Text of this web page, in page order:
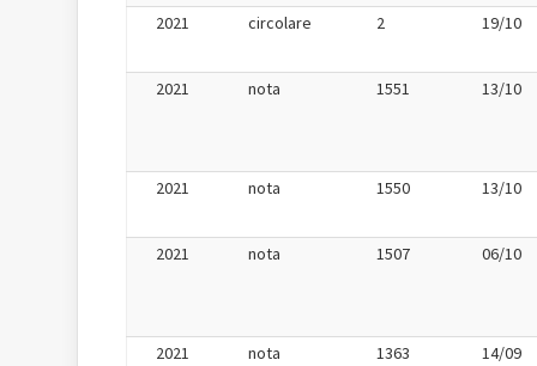
2021 circolare 2 19/10
2021 nota 1551 13/10
2021 nota 1550 13/10
2021 nota 1507 06/10
2021 nota 1363 14/09